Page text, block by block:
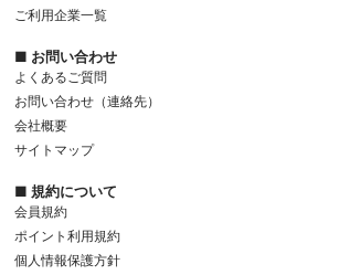
ご利用企業一覧
■ お問い合わせ
よくあるご質問
お問い合わせ（連絡先）
会社概要
サイトマップ
■ 規約について
会員規約
ポイント利用規約
個人情報保護方針